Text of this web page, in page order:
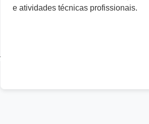
e atividades técnicas profissionais.